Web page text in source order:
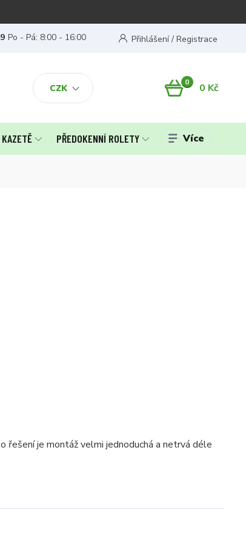
CZK
Přihlášení / Registrace
Po - Pá: 8:00 - 16:00
0 0 Kč
PŘEDOKENNÍ ROLETY Více
řešení je montáž velmi jednoduchá a netrvá déle